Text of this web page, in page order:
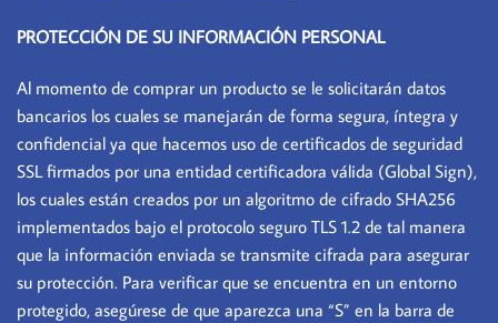
PROTECCIÓN DE SU INFORMACIÓN PERSONAL
Al momento de comprar un producto se le solicitarán datos
bancarios los cuales se manejarán de forma segura, íntegra y
confidencial ya que hacemos uso de certificados de seguridad
SSL firmados por una entidad certificadora válida (Global Sign),
los cuales están creados por un algoritmo de cifrado SHA256
implementados bajo el protocolo seguro TLS 1.2 de tal manera
que la información enviada se transmite cifrada para asegurar
su protección. Para verificar que se encuentra en un entorno
protegido, asegúrese de que aparezca una “S” en la barra de